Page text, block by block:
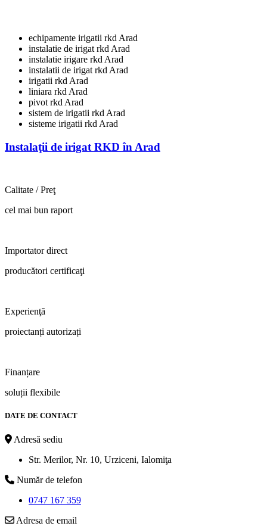
echipamente irigatii rkd Arad
instalatie de irigat rkd Arad
instalatie irigare rkd Arad
instalatii de irigat rkd Arad
irigatii rkd Arad
liniara rkd Arad
pivot rkd Arad
sistem de irigatii rkd Arad
sisteme irigatii rkd Arad
Instalaţii de irigat RKD în Arad
Calitate / Preţ
cel mai bun raport
Importator direct
producători certificaţi
Experienţă
proiectanți autorizați
Finanțare
soluții flexibile
DATE DE CONTACT
Adresă sediu
Str. Merilor, Nr. 10, Urziceni, Ialomiţa
Număr de telefon
0747 167 359
Adresa de email